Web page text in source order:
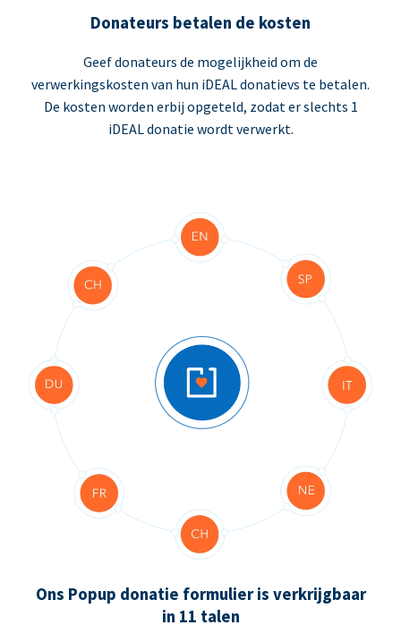
Donateurs betalen de kosten
Geef donateurs de mogelijkheid om de
verwerkingskosten van hun iDEAL donatievs te betalen.
De kosten worden erbij opgeteld, zodat er slechts 1
iDEAL donatie wordt verwerkt.
Ons Popup donatie formulier is verkrijgbaar
in 11 talen